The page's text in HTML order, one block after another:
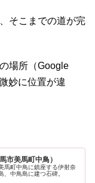
そこまでの道が完
場所（Google
妙に位置が違
市美馬町中鳥）
馬町中鳥に鎮座する伊射奈
、中鳥島に建つ石碑。